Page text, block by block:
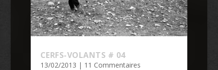
CERFS-VOLANTS # 04
13/02/2013 | 11 Commentaires